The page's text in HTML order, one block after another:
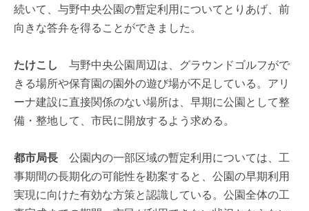
続いて、与野中央公園の暫定利用についてとりあげ、前
向きな答弁を得ることができました。
たけこし
与野中央公園周辺は、グラウンドゴルフがで
きる場所や保育園の園外の遊び場が不足している。アリ
ーナ建設に直接関係のない場所は、早期に公園として整
備・整地して、市民に開放するよう求める。
都市局長 公園内の一部区域の暫定利用については、工
事期間の長期化の可能性を勘案すると、公園の早期利用
実現に向けた有効な方策と認識している。公園全体の工